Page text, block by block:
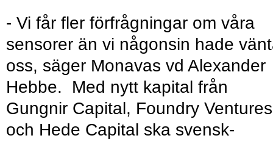
- Vi får fler förfrågningar om våra
sensorer än vi någonsin hade
oss, säger Monavas vd Alexander
Hebbe. Med nytt kapital från
Gungnir Capital, Foundry Ventures
och Hede Capital ska svensk-